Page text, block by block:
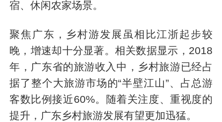
宿、休闲农家场景。
聚焦广东，乡村游发展虽相比江浙起步较
晚，增速却十分显著。相关数据显示，2018
年，广东省的旅游收入中，乡村旅游已经占
据了整个大旅游市场的“半壁江山”、占总游
客数比例接近60%。随着关注度、重视度的
提升，广东乡村旅游发展有望更加迅猛。